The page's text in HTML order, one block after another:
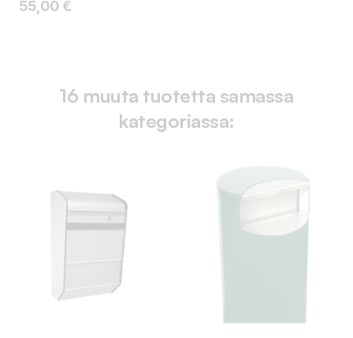
Hinta
55,00 €
16 muuta tuotetta samassa
kategoriassa: